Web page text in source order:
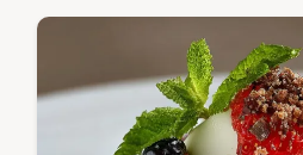
Voici notre recette
classique fidèle à la
intense mais